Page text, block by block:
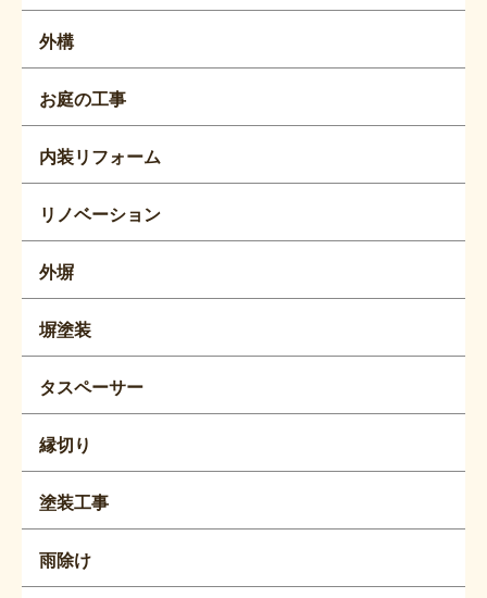
外構
お庭の工事
内装リフォーム
リノベーション
外塀
塀塗装
タスペーサー
縁切り
塗装工事
雨除け